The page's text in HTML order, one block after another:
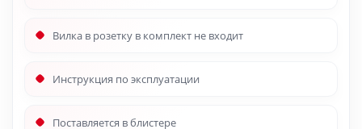
Вилка в розетку в комплект не входит
Инструкция по эксплуатации
Поставляется в блистере